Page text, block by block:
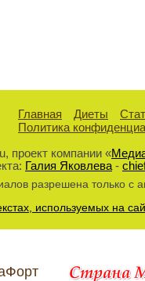
Главная Диеты
Политика
проект компании «
Галия Яковлева-
разрешена только с
используемых на